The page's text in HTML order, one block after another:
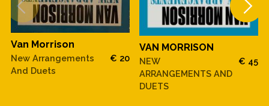
Van Morrison
New Arrangements
And Duets
€ 20
VAN MORRISON
NEW
ARRANGEMENTS AND
DUETS
€ 45